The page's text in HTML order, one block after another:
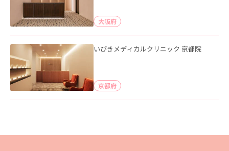
大阪府
いびきメディカルクリニック 京都院
京都府